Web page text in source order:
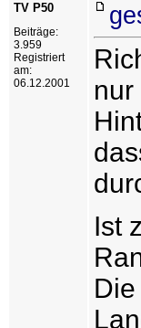
TV P50
Beiträge:
3.959
Registriert
am:
06.12.2001
Ist